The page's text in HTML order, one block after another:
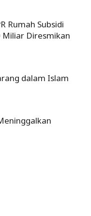
Rumah Subsidi
Miliar Diresmikan
dalam Islam